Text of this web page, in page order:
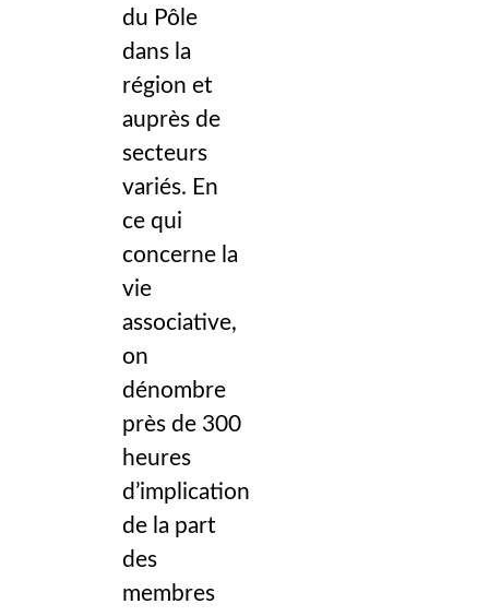
du Pôle
dans la
région et
auprès de
secteurs
variés. En
ce qui
concerne la
vie
associative,
on
dénombre
près de 300
heures
d’implication
de la part
des
membres